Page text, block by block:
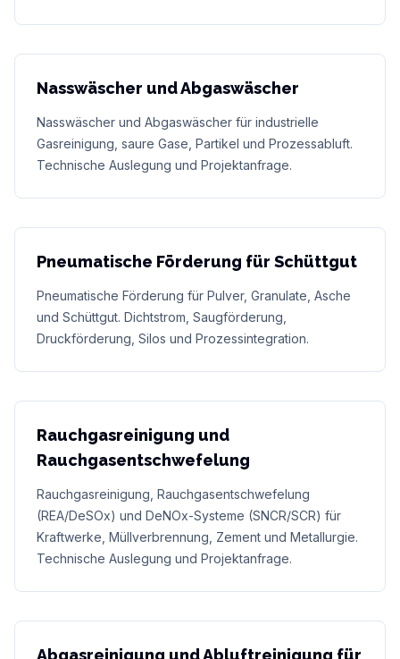
Nasswäscher und Abgaswäscher
Nasswäscher und Abgaswäscher für industrielle
Gasreinigung, saure Gase, Partikel und Prozessabluft.
Technische Auslegung und Projektanfrage.
Pneumatische Förderung für Schüttgut
Pneumatische Förderung für Pulver, Granulate, Asche
und Schüttgut. Dichtstrom, Saugförderung,
Druckförderung, Silos und Prozessintegration.
Rauchgasreinigung und
Rauchgasentschwefelung
Rauchgasreinigung, Rauchgasentschwefelung
(REA/DeSOx) und DeNOx-Systeme (SNCR/SCR) für
Kraftwerke, Müllverbrennung, Zement und Metallurgie.
Technische Auslegung und Projektanfrage.
Abgasreinigung und Abluftreinigung für